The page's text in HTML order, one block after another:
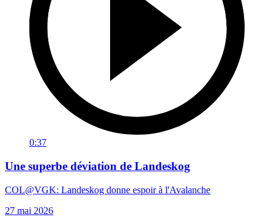
0:37
Une superbe déviation de Landeskog
COL@VGK: Landeskog donne espoir à l'Avalanche
27 mai 2026